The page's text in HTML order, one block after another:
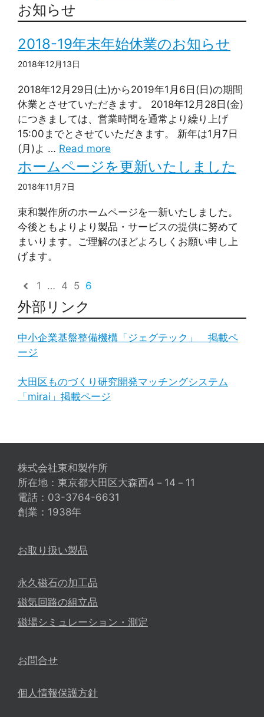
お知らせ
2018-19年末年始休業のお知らせ
2018年12月13日
2018年12月29日(土)から2019年1月6日(日)の期間
休業とさせていただきます。 2018年12月28日(金)
につきましては、営業時間を通常より繰り上げ
15:00までとさせていただきます。 新年は1月7日
(月)よ … Read more
ホームページを更新いたしました
2018年11月7日
東和製作所のホームページを一新いたしました。
今後ともよりより製品・サービスの提供に努めて
まいります。ご理解のほどよろしくお願い申し上
げます。
1 … 4 5 6
外部リンク
中小企業基盤整備機構「ジェグテック」 掲載ペ
ージ
大田区ものづくり研究開発マッチングシステム
「mirai」掲載ページ
株式会社東和製作所
所在地：東京都大田区大森西4－14－11
電話：03-3764-6631
創業：1938年
お取り扱い製品
永久磁石の加工品
磁気回路の組立品
磁場シミュレーション・測定
お問合せ
個人情報保護方針